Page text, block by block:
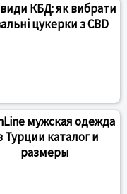
види КБД: як вибрати
цукерки з CBD
мужская одежда
Турции каталог и
размеры